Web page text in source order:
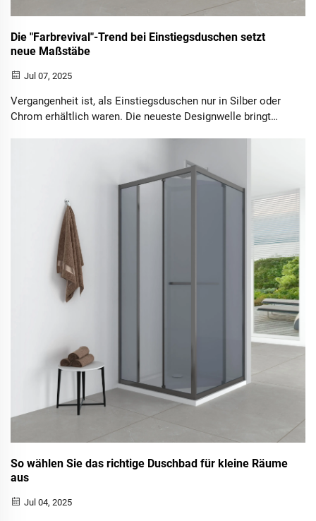
Die "Farbrevival"-Trend bei Einstiegsduschen setzt
neue Maßstäbe
Jul 07, 2025
Vergangenheit ist, als Einstiegsduschen nur in Silber oder
Chrom erhältlich waren. Die neueste Designwelle bringt
um Badezimmer in stylische Oasen zu verwandeln...
So wählen Sie das richtige Duschbad für kleine Räume
aus
Jul 04, 2025